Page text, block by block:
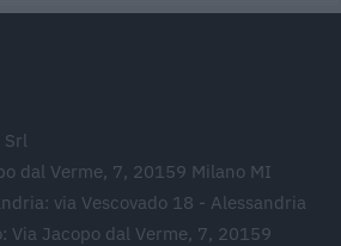
dal Verme, 7, 20159 Milano MI
via Vescovado 18 - Alessandria
Via Jacopo dal Verme, 7, 20159